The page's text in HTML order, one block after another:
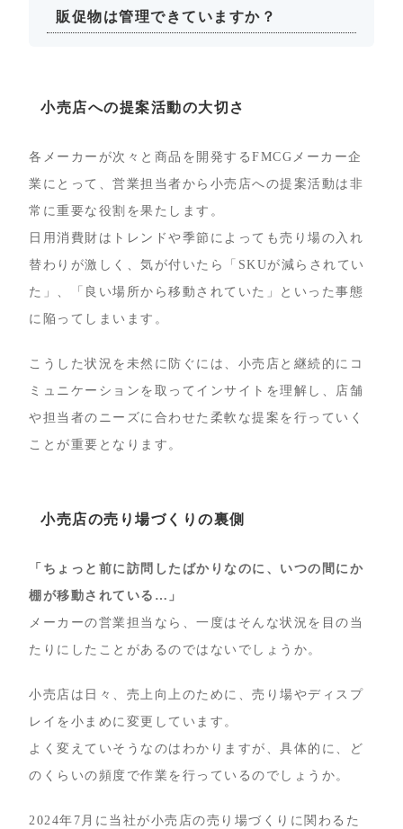
販促物は管理できていますか？
小売店への提案活動の大切さ
各メーカーが次々と商品を開発するFMCGメーカー企
業にとって、営業担当者から小売店への提案活動は非
常に重要な役割を果たします。
日用消費財はトレンドや季節によっても売り場の入れ
替わりが激しく、気が付いたら「SKUが減らされてい
た」、「良い場所から移動されていた」といった事態
に陥ってしまいます。
こうした状況を未然に防ぐには、小売店と継続的にコ
ミュニケーションを取ってインサイトを理解し、店舗
や担当者のニーズに合わせた柔軟な提案を行っていく
ことが重要となります。
小売店の売り場づくりの裏側
「ちょっと前に訪問したばかりなのに、いつの間にか
棚が移動されている…」
メーカーの営業担当なら、一度はそんな状況を目の当
たりにしたことがあるのではないでしょうか。
小売店は日々、売上向上のために、売り場やディスプ
レイを小まめに変更しています。
よく変えていそうなのはわかりますが、具体的に、ど
のくらいの頻度で作業を行っているのでしょうか。
2024年7月に当社が小売店の売り場づくりに関わるた